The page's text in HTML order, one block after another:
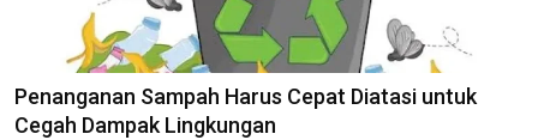
Penanganan Sampah Harus Cepat Diatasi untuk
Cegah Dampak Lingkungan